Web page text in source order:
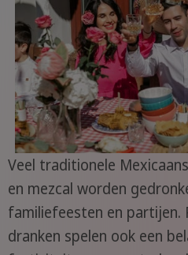
Veel traditionele
en mezcal worden
familiefeesten en partijen.
dranken spelen ook een